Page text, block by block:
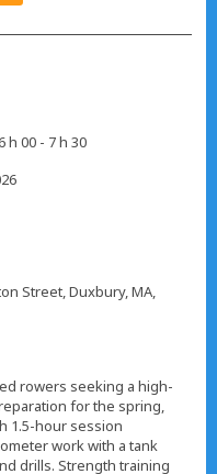
h 00 - 7 h 30
Street, Duxbury, MA,
rowers seeking a high-
for the spring,
1.5-hour session
work with a tank
drills. Strength training